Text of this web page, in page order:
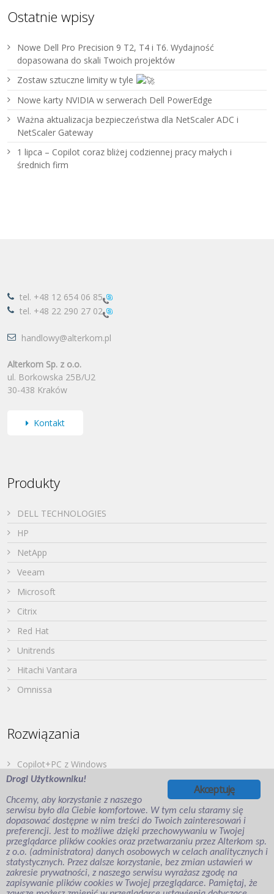
Ostatnie wpisy
Nowe Dell Pro Precision 9 T2, T4 i T6. Wydajność
dopasowana do skali Twoich projektów
Zostaw sztuczne limity w tyle
Nowe karty NVIDIA w serwerach Dell PowerEdge
Ważna aktualizacja bezpieczeństwa dla NetScaler ADC i
NetScaler Gateway
1 lipca – Copilot coraz bliżej codziennej pracy małych i
średnich firm
tel. +48 12 654 06 85
tel. +48 22 290 27 02
handlowy@alterkom.pl
Alterkom Sp. z o.o.
ul. Borkowska 25B/U2
30-438 Kraków
Kontakt
Produkty
DELL TECHNOLOGIES
HP
NetApp
Veeam
Microsoft
Citrix
Red Hat
Unitrends
Hitachi Vantara
Omnissa
Rozwiązania
Copilot+PC z Windows
Dell PowerStore
Druk z urządzeń mobilnych
Japońska Twierdza – Hitachi Vantara
Wirtualizacja aplikacji i desktopów
Veeam Backup for Microsoft Entra ID
Akceptuję
Drogi Użytkowniku!
Chcemy, aby korzystanie z naszego
serwisu było dla Ciebie komfortowe. W tym celu staramy się
dopasować dostępne w nim treści do Twoich zainteresowań i
preferencji. Jest to możliwe dzięki przechowywaniu w Twojej
przeglądarce plików cookies oraz przetwarzaniu przez Alterkom sp.
z o.o. (administratora) danych osobowych w celach analitycznych i
statystycznych. Przez dalsze korzystanie, bez zmian ustawień w
zakresie prywatności, z naszego serwisu wyrażasz zgodę na
zapisywanie plików cookies w Twojej przeglądarce. Pamiętaj, że